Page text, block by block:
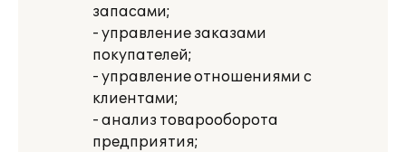
запасами;
- управление заказами
покупателей;
- управление отношениями с
клиентами;
- анализ товарооборота
предприятия;